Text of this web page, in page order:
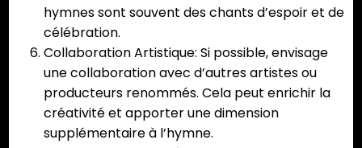
hymnes sont souvent des chants d’espoir et de
célébration.
Collaboration Artistique: Si possible, envisage
une collaboration avec d’autres artistes ou
producteurs renommés. Cela peut enrichir la
créativité et apporter une dimension
supplémentaire à l’hymne.